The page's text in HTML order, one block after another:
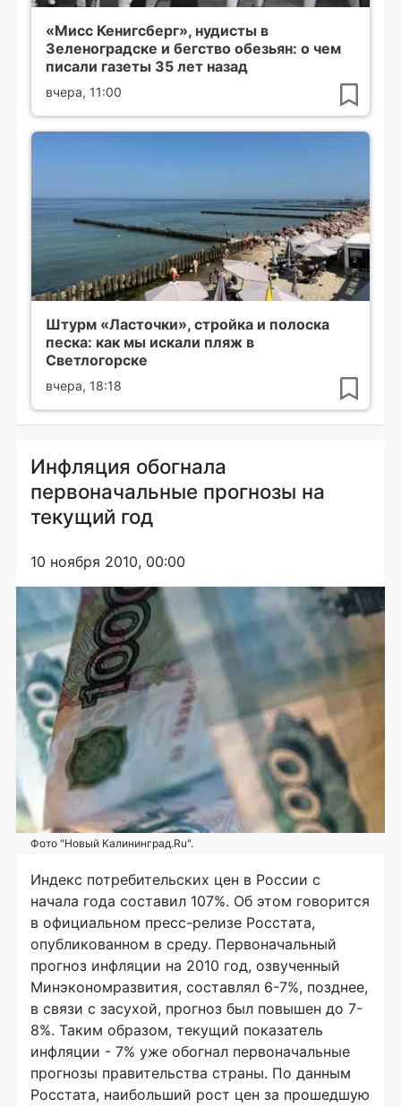
«Мисс Кенигсберг», нудисты в
Зеленоградске и бегство обезьян: о чем
писали газеты 35 лет назад
вчера, 11:00
Штурм «Ласточки», стройка и полоска
песка: как мы искали пляж в
Светлогорске
вчера, 18:18
Инфляция обогнала
первоначальные прогнозы на
текущий год
10 ноября 2010, 00:00
Фото "Новый Калининград.Ru".
Индекс потребительских цен в России с
начала года составил 107%. Об этом говорится
в официальном пресс-релизе Росстата,
опубликованном в среду. Первоначальный
прогноз инфляции на 2010 год, озвученный
Минэкономразвития, составлял 6-7%, позднее,
в связи с засухой, прогноз был повышен до 7-
8%. Таким образом, текущий показатель
инфляции - 7% уже обогнал первоначальные
прогнозы правительства страны. По данным
Росстата, наибольший рост цен за прошедшую